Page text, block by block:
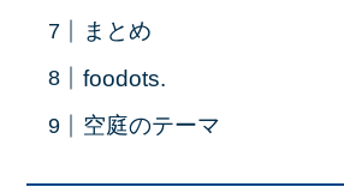
まとめ
foodots.
空庭のテーマ